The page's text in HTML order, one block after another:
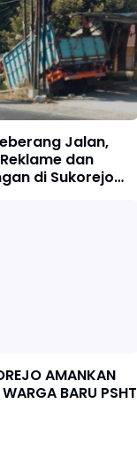
Jalan,
dan
di Sukorejo
AMANKAN
BARU PSHT